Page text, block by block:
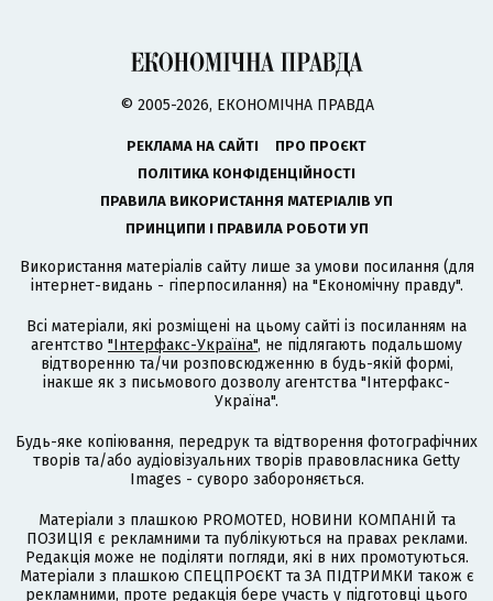
© 2005-2026, ЕКОНОМІЧНА ПРАВДА
РЕКЛАМА НА САЙТІ
ПРО ПРОЄКТ
ПОЛІТИКА КОНФІДЕНЦІЙНОСТІ
ПРАВИЛА ВИКОРИСТАННЯ МАТЕРІАЛІВ УП
ПРИНЦИПИ І ПРАВИЛА РОБОТИ УП
Використання матеріалів сайту лише за умови посилання (для
інтернет-видань - гіперпосилання) на "Економічну правду".
Всі матеріали, які розміщені на цьому сайті із посиланням на
агентство "Інтерфакс-Україна", не підлягають подальшому
відтворенню та/чи розповсюдженню в будь-якій формі,
інакше як з письмового дозволу агентства "Інтерфакс-
Україна".
Будь-яке копіювання, передрук та відтворення фотографічних
творів та/або аудіовізуальних творів правовласника Getty
Images - суворо забороняється.
Матеріали з плашкою PROMOTED, НОВИНИ КОМПАНІЙ та
ПОЗИЦІЯ є рекламними та публікуються на правах реклами.
Редакція може не поділяти погляди, які в них промотуються.
Матеріали з плашкою СПЕЦПРОЄКТ та ЗА ПІДТРИМКИ також є
рекламними, проте редакція бере участь у підготовці цього